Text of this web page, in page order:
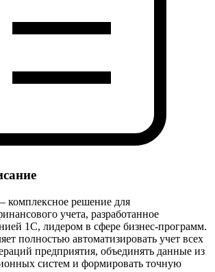
решение для
учета, разработанное
1С, лидером в сфере бизнес‑программ.
полностью автоматизировать учет всех
предприятия, объединять данные из
систем и формировать точную